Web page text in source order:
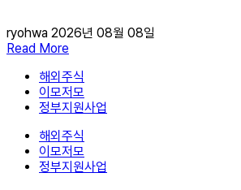
ryohwa 2026년 08월 08일
Read More
해외주식
이모저모
정부지원사업
해외주식
이모저모
정부지원사업